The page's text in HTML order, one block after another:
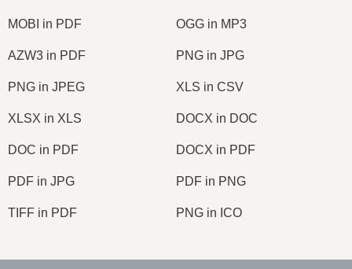
MOBI in PDF OGG in MP3
AZW3 in PDF PNG in JPG
PNG in JPEG XLS in CSV
XLSX in XLS DOCX in DOC
DOC in PDF DOCX in PDF
PDF in JPG PDF in PNG
TIFF in PDF PNG in ICO